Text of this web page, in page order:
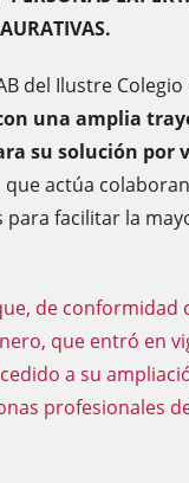
del Ilustre
una amplia
su solución por
que actúa
facilitar la
de conformidad
que entró en
a su
profesionales